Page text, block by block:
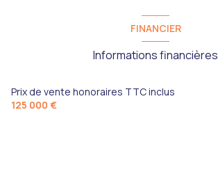
FINANCIER
Informations financières
Prix de vente honoraires TTC inclus
125 000 €